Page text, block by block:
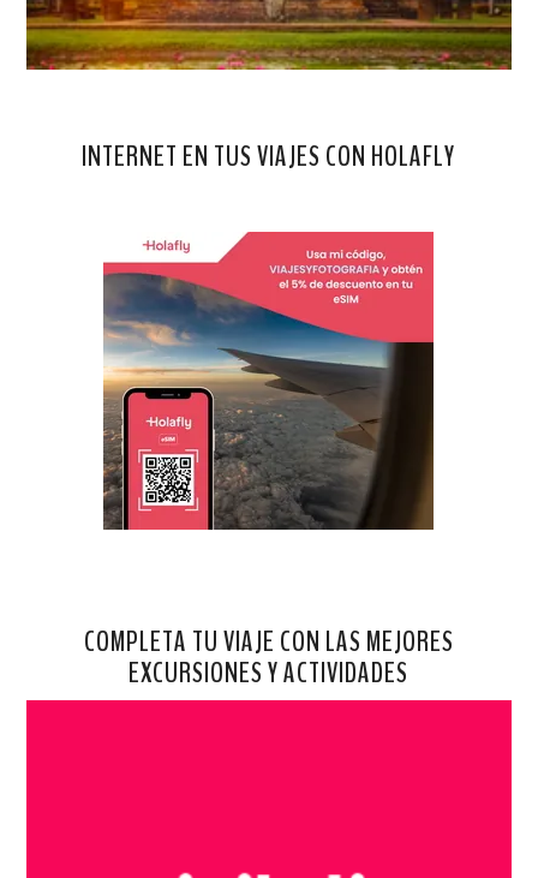
INTERNET EN TUS VIAJES CON HOLAFLY
COMPLETA TU VIAJE CON LAS MEJORES
EXCURSIONES Y ACTIVIDADES